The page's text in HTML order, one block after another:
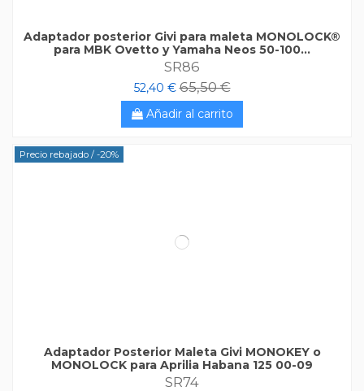
Adaptador posterior Givi para maleta MONOLOCK®
para MBK Ovetto y Yamaha Neos 50-100...
SR86
52,40 € 65,50 €
Añadir al carrito
Precio rebajado / -20%
Adaptador Posterior Maleta Givi MONOKEY o
MONOLOCK para Aprilia Habana 125 00-09
SR74